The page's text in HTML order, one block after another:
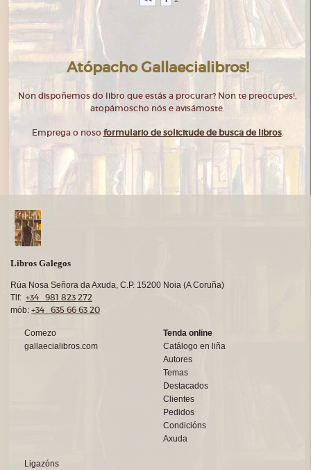
Atópacho Gallaecialibros!
Non dispoñemos do libro que estás a procurar? Non te preocupes!,
atopámoscho nós e avisámoste.
Emprega o noso formulario de solicitude de busca de libros.
Libros Galegos
Rúa Nosa Señora da Axuda, C.P. 15200 Noia (A Coruña)
Tlf: +34 981 823 272
mób: +34 635 66 63 20
Comezo
gallaecialibros.com
Tenda online
Catálogo en liña
Autores
Temas
Destacados
Clientes
Pedidos
Condicións
Axuda
Ligazóns